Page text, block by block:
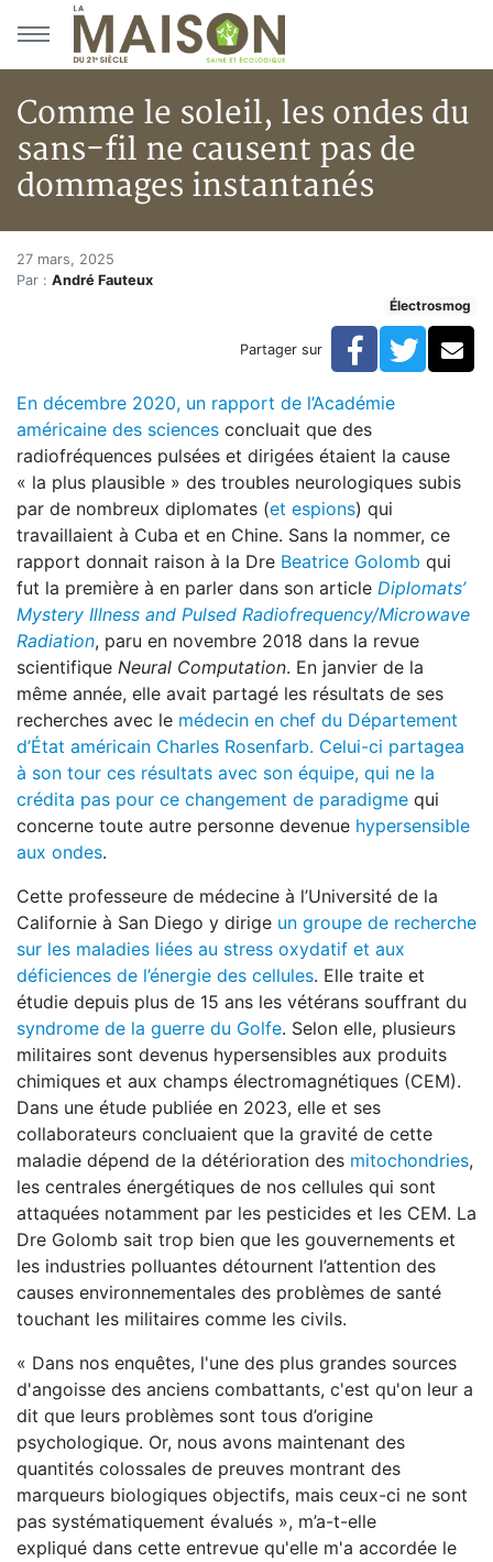
Aller au menu principal
Aller au contenu principal
Comme le soleil, les ondes du
sans-fil ne causent pas de
dommages instantanés
Accueil
Articles
Comme le soleil, les ondes du sans-fil ne causent
Comme le soleil, les ondes du
27 mars, 2025
Par : André Fauteux
Électrosmog
Partager sur Facebook
En décembre 2020, un rapport de l’Académie
américaine des sciences concluait que des
radiofréquences pulsées et dirigées étaient la cause
« la plus plausible » des troubles neurologiques subis
par de nombreux diplomates (et espions) qui
travaillaient à Cuba et en Chine. Sans la nommer, ce
rapport donnait raison à la Dre Beatrice Golomb qui
fut la première à en parler dans son article Diplomats’
Mystery Illness and Pulsed Radiofrequency/Microwave
Radiation, paru en novembre 2018 dans la revue
scientifique Neural Computation. En janvier de la
même année, elle avait partagé les résultats de ses
recherches avec le médecin en chef du Département
d’État américain Charles Rosenfarb. Celui-ci partagea
à son tour ces résultats avec son équipe, qui ne la
crédita pas pour ce changement de paradigme qui
concerne toute autre personne devenue hypersensible
aux ondes.
Cette professeure de médecine à l’Université de la
Californie à San Diego y dirige un groupe de recherche
sur les maladies liées au stress oxydatif et aux
déficiences de l’énergie des cellules. Elle traite et
étudie depuis plus de 15 ans les vétérans souffrant du
syndrome de la guerre du Golfe. Selon elle, plusieurs
militaires sont devenus hypersensibles aux produits
chimiques et aux champs électromagnétiques (CEM).
Dans une étude publiée en 2023, elle et ses
collaborateurs concluaient que la gravité de cette
maladie dépend de la détérioration des mitochondries,
les centrales énergétiques de nos cellules qui sont
attaquées notamment par les pesticides et les CEM. La
Dre Golomb sait trop bien que les gouvernements et
les industries polluantes détournent l’attention des
causes environnementales des problèmes de santé
touchant les militaires comme les civils.
« Dans nos enquêtes, l'une des plus grandes sources
d'angoisse des anciens combattants, c'est qu'on leur a
dit que leurs problèmes sont tous d’origine
psychologique. Or, nous avons maintenant des
quantités colossales de preuves montrant des
marqueurs biologiques objectifs, mais ceux-ci ne sont
pas systématiquement évalués », m’a-t-elle
expliqué dans cette entrevue qu'elle m'a accordée le